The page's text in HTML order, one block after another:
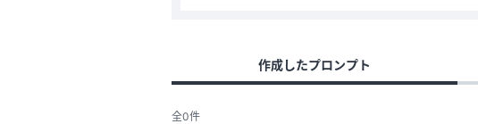
作成したプロンプト
全0件